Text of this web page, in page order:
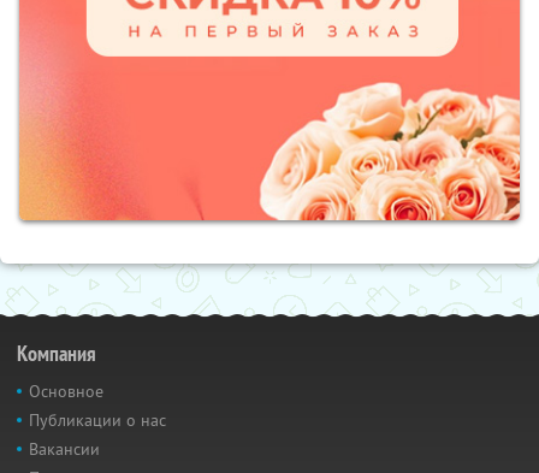
Компания
Основное
Публикации о нас
Вакансии